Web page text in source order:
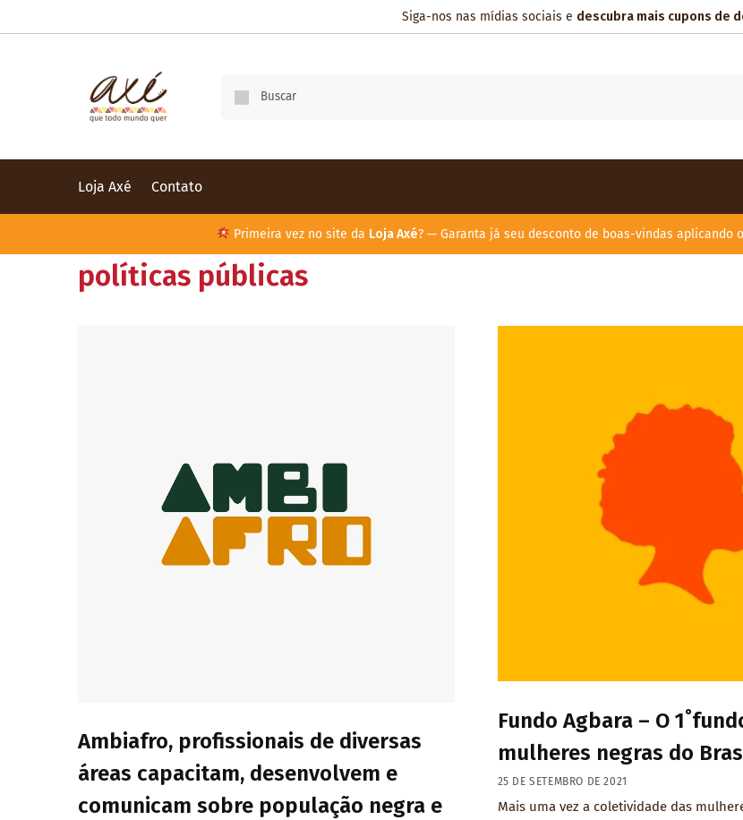
Siga-nos nas mídias sociais e descubra mais cupons de
Loja Axé Contato
Primeira vez no site da Loja Axé? — Garanta já seu desconto de boas-vindas aplicando
políticas públicas
Ambiafro, profissionais de diversas
áreas capacitam, desenvolvem e
comunicam sobre população negra e
Fundo Agbara – O
mulheres negras do
25 DE SETEMBRO DE 2021
Mais uma vez a coletividade das